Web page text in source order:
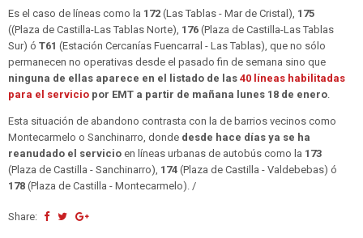
Es el caso de líneas como la 172 (Las Tablas - Mar de Cristal), 175
((Plaza de Castilla-Las Tablas Norte), 176 (Plaza de Castilla-Las Tablas
Sur) ó T61 (Estación Cercanías Fuencarral - Las Tablas), que no sólo
permanecen no operativas desde el pasado fin de semana sino que
ninguna de ellas aparece en el listado de las 40 líneas habilitadas
para el servicio por EMT a partir de mañana lunes 18 de enero.
Esta situación de abandono contrasta con la de barrios vecinos como
Montecarmelo o Sanchinarro, donde desde hace días ya se ha
reanudado el servicio en líneas urbanas de autobús como la 173
(Plaza de Castilla - Sanchinarro), 174 (Plaza de Castilla - Valdebebas) ó
178 (Plaza de Castilla - Montecarmelo). /
Share: